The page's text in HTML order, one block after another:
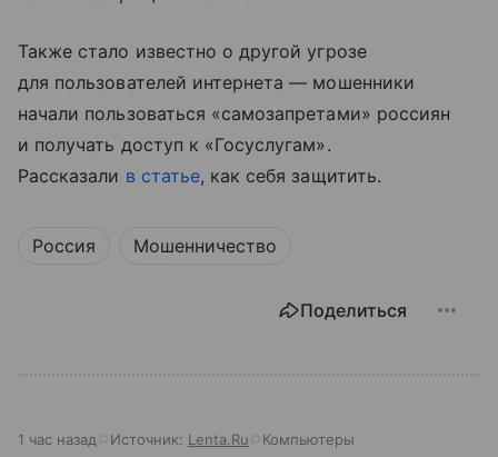
Также стало известно о другой угрозе
для пользователей интернета — мошенники
начали пользоваться «самозапретами» россиян
и получать доступ к «Госуслугам».
Рассказали в статье, как себя защитить.
Россия Мошенничество
Поделиться
1 час назад Источник: Lenta.Ru Компьютеры